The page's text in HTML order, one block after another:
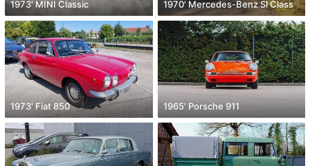
1973' MINI Classic 1970' Mercedes-Benz Sl Class
1973' Fiat 850 1965' Porsche 911